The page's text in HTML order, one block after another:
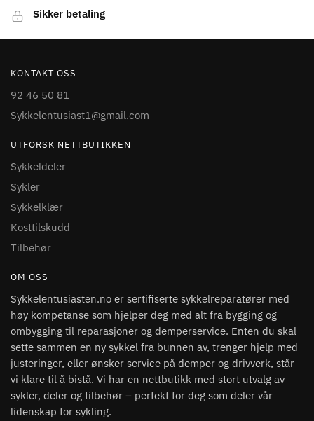
Sikker betaling
KONTAKT OSS
92 46 50 81
Sykkelentusiast1@gmail.com
UTFORSK NETTBUTIKKEN
Sykkeldeler
Sykler
Sykkelklær
Kosttilskudd
Tilbehør
OM OSS
Sykkelentusiasten.no er sertifiserte sykkelreparatører med
høy kompetanse som hjelper deg med alt fra bygging og
ombygging til reparasjoner og demperservice. Enten du skal
sette sammen en ny sykkel fra bunnen av, trenger hjelp med
justeringer, eller ønsker service på demper og drivverk, står
vi klare til å bistå. Vi har en nettbutikk med stort utvalg av
sykler, deler og tilbehør – perfekt for deg som deler vår
lidenskap for sykling.